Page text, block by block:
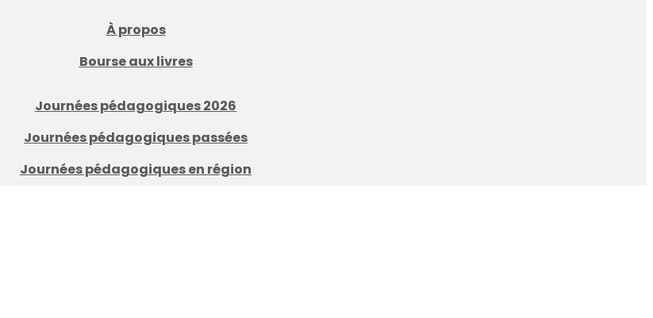
À propos
Bourse aux livres
Journées pédagogiques 2026
Journées pédagogiques passées
Journées pédagogiques en région